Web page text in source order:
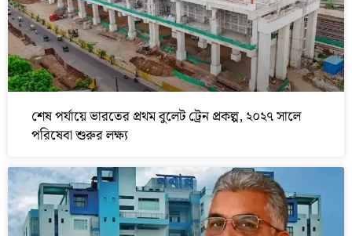
শেষ পর্যায়ে ভারতের প্রথম বুলেট ট্রেন প্রকল্প, ২০২৭ সালে
পরিষেবা শুরুর লক্ষ্য